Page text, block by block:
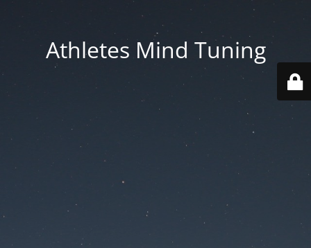
Athletes Mind Tuning